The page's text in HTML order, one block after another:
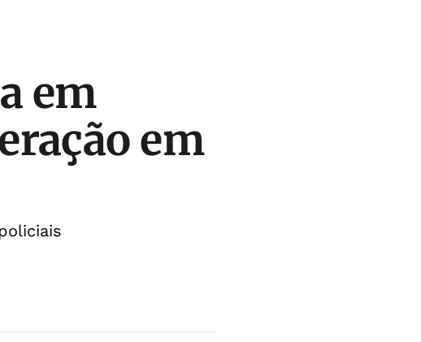
em
em